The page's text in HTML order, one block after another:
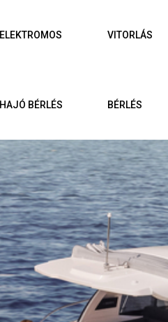
ELEKTROMOS
HAJÓ BÉRLÉS
VITORLÁS
BÉRLÉS